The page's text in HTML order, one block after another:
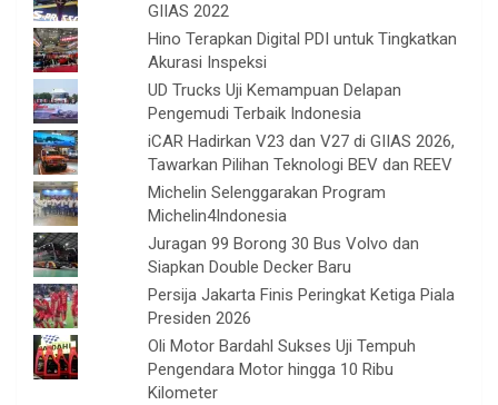
GIIAS 2022
Hino Terapkan Digital PDI untuk Tingkatkan
Akurasi Inspeksi
UD Trucks Uji Kemampuan Delapan
Pengemudi Terbaik Indonesia
iCAR Hadirkan V23 dan V27 di GIIAS 2026,
Tawarkan Pilihan Teknologi BEV dan REEV
Michelin Selenggarakan Program
Michelin4Indonesia
Juragan 99 Borong 30 Bus Volvo dan
Siapkan Double Decker Baru
Persija Jakarta Finis Peringkat Ketiga Piala
Presiden 2026
Oli Motor Bardahl Sukses Uji Tempuh
Pengendara Motor hingga 10 Ribu
Kilometer